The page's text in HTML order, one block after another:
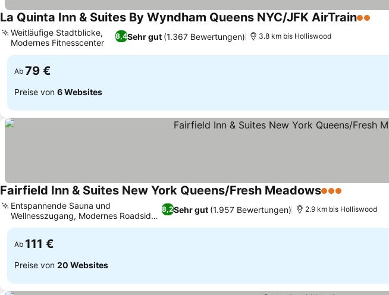
La Quinta Inn & Suites By Wyndham Queens NYC/JFK AirTrain2 Sterne
8,4Sehr gut (1.367 Bewertungen)
Weitläufige Stadtblicke,
Modernes Fitnesscenter
3.8 km bis Holliswood
Ab 79 €
Preise von 6 Websites
Fairfield Inn & Suites New York Queens/Fresh Meadows3 Sterne
8,2Sehr gut (1.957 Bewertungen)
Entspannende Sauna und
Wellnesszugang, Modernes Roadside-
Hotel in Queens
2.9 km bis Holliswood
Ab 111 €
Preise von 20 Websites